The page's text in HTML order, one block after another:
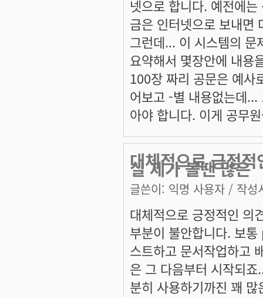
넷으로 합니다. 예전에
금은 인터넷으로 보내면
그런데... 이 시스템의
요약해서 몇장안에 내용
100장 짜리 공문은 예사
어보고 -별 내용없는데
아야 합니다. 이게 공무
대체적으로 긍정
실 제가 볼땐 많은
글쓴이: 익명 사용자 / 작성
대체적으로 긍정적인 의
부분이 불안합니다. 보
스트하고 문서작업하고
은 그 다음부터 시작되
분히 사용하기까진 꽤